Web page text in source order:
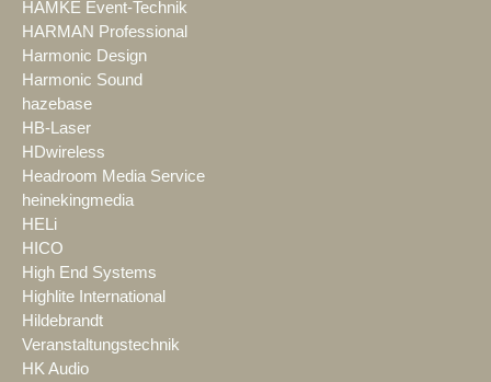
HAMKE Event-Technik
HARMAN Professional
Harmonic Design
Harmonic Sound
hazebase
HB-Laser
HDwireless
Headroom Media Service
heinekingmedia
HELi
HICO
High End Systems
Highlite International
Hildebrandt
Veranstaltungstechnik
HK Audio